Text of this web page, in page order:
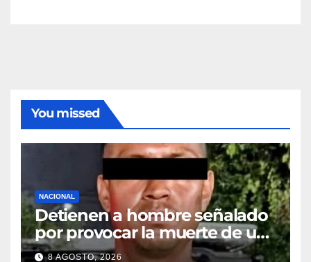
You missed
NACIONAL
Detienen a hombre señalado
por provocar la muerte de un
adulto mayor
8 AGOSTO, 2026